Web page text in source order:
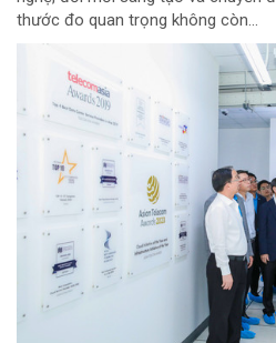
thước đo quan trọng không còn...